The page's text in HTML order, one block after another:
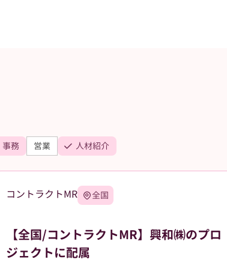
事務 営業 人材紹介
コントラクトMR 全国
【全国/コントラクトMR】興和㈱のプロ
ジェクトに配属